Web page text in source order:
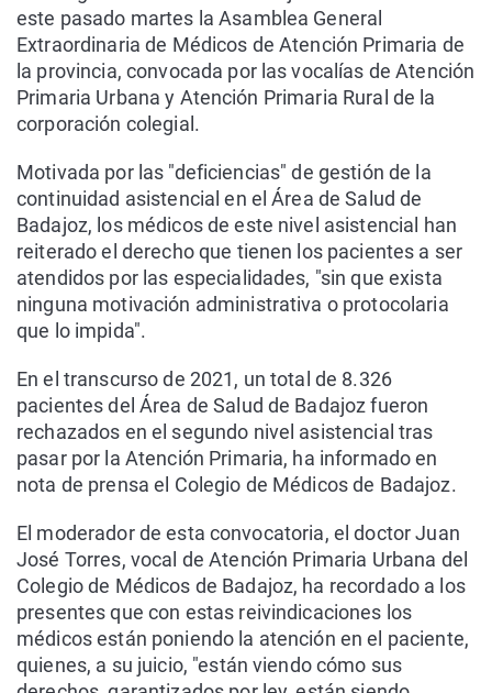
este pasado martes la Asamblea General
Extraordinaria de Médicos de Atención Primaria de
la provincia, convocada por las vocalías de Atención
Primaria Urbana y Atención Primaria Rural de la
corporación colegial.
Motivada por las "deficiencias" de gestión de la
continuidad asistencial en el Área de Salud de
Badajoz, los médicos de este nivel asistencial han
reiterado el derecho que tienen los pacientes a ser
atendidos por las especialidades, "sin que exista
ninguna motivación administrativa o protocolaria
que lo impida".
En el transcurso de 2021, un total de 8.326
pacientes del Área de Salud de Badajoz fueron
rechazados en el segundo nivel asistencial tras
pasar por la Atención Primaria, ha informado en
nota de prensa el Colegio de Médicos de Badajoz.
El moderador de esta convocatoria, el doctor Juan
José Torres, vocal de Atención Primaria Urbana del
Colegio de Médicos de Badajoz, ha recordado a los
presentes que con estas reivindicaciones los
médicos están poniendo la atención en el paciente,
quienes, a su juicio, "están viendo cómo sus